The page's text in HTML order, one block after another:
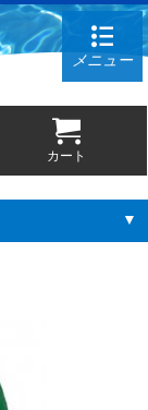
カート
メニュー